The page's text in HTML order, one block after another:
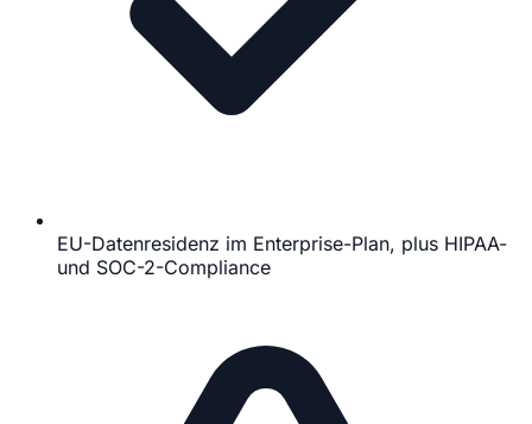
EU-Datenresidenz im Enterprise-Plan, plus HIPAA-
und SOC-2-Compliance